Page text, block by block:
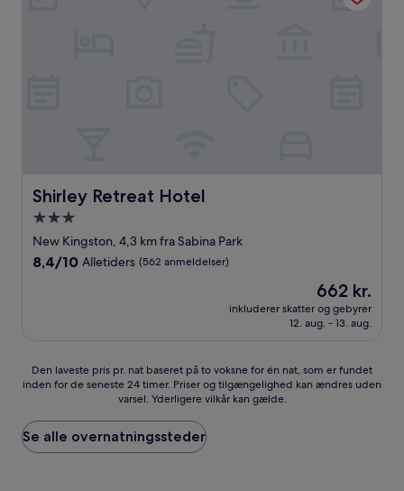
Shirley Retreat Hotel
Shirley Retreat Hotel
3.0-
stjernet
overnatningssted
New Kingston, 4,3 km fra Sabina Park
8.4
8,4/10 Alletiders (562 anmeldelser)
Prisen
er
662 kr.
662 kr.
inkluderer skatter og gebyrer
12. aug. - 13. aug.
Den
laveste
pr.
nat
baseret
Den laveste pris pr. nat baseret på to voksne for én nat, som er fundet
inden for de seneste 24 timer. Priser og tilgængelighed kan ændres uden
varsel. Yderligere vilkår kan gælde.
Se alle overnatningssteder